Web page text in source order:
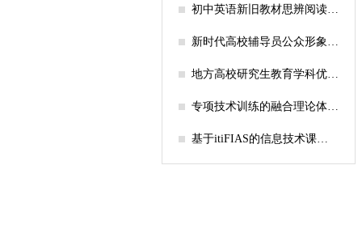
初中英语新旧教材思辨阅读任
新时代高校辅导员公众形象塑
地方高校研究生教育学科优化
径探析
专项技术训练的融合理论体系
基于itiFIAS的信息技术课堂